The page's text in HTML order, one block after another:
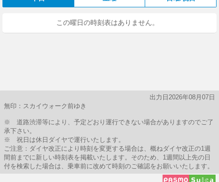
この曜日の時刻表はありません。
出力日2026年08月07日
無印：スカイウォーク前ゆき
※ 道路渋滞等により、予定どおり運行できない場合がありますのでご了
承下さい。
※ 祝日は休日ダイヤで運行いたします。
ご注意：ダイヤ改正により時刻を変更する場合は、概ねダイヤ改正の1週
間前までに新しい時刻表を掲載いたします。そのため、1週間以上先の日
付を検索した場合は、乗車前に改めて時刻のご確認をお願いいたします。